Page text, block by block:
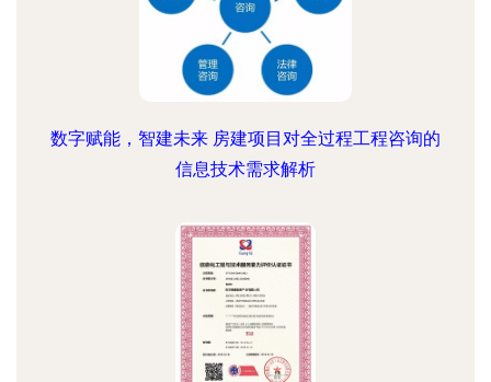
数字赋能，智建未来 房建项目对全过程工程咨询的
信息技术需求解析